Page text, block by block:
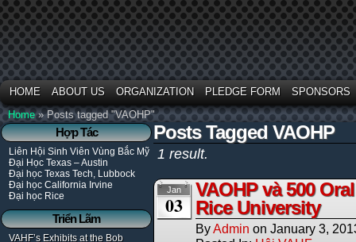
HOME ABOUT US ORGANIZATION PLEDGE FORM
SPONSORS
Home»Posts tagged "VAOHP"
Hợp Tác
Liên Hội Sinh Viên Vùng Bắc Mỹ
Đại Học Texas – Austin
Đại học Texas Tech, Lubbock
Đại học California Irvine
Đại học Rice
Triển Lãm
VAHF’s Exhibits at the Bob
Posts Tagged VAOHP
1 result.
Jan
03
VAOHP và 500
Rice University
ByAdmin on January 3,